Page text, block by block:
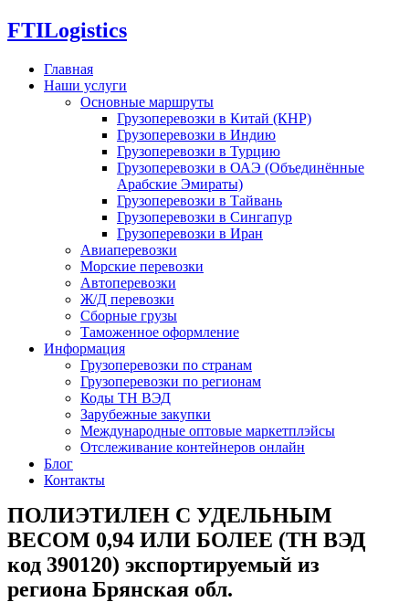
FTILogistics
Главная
Наши услуги
Основные маршруты
Грузоперевозки в Китай (КНР)
Грузоперевозки в Индию
Грузоперевозки в Турцию
Грузоперевозки в ОАЭ (Объединённые
Арабские Эмираты)
Грузоперевозки в Тайвань
Грузоперевозки в Сингапур
Грузоперевозки в Иран
Авиаперевозки
Морские перевозки
Автоперевозки
Ж/Д перевозки
Сборные грузы
Таможенное оформление
Информация
Грузоперевозки по странам
Грузоперевозки по регионам
Коды ТН ВЭД
Зарубежные закупки
Международные оптовые маркетплэйсы
Отслеживание контейнеров онлайн
Блог
Контакты
ПОЛИЭТИЛЕН С УДЕЛЬНЫМ
ВЕСОМ 0,94 ИЛИ БОЛЕЕ (ТН ВЭД
код 390120) экспортируемый из
региона Брянская обл.